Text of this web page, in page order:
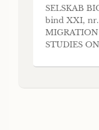
SELSKAB
bind XXI,
MIGRATION
STUDIES